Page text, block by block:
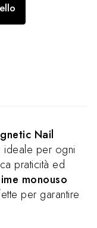
Nail
ideale per ogni
praticità ed
monouso
per garantire